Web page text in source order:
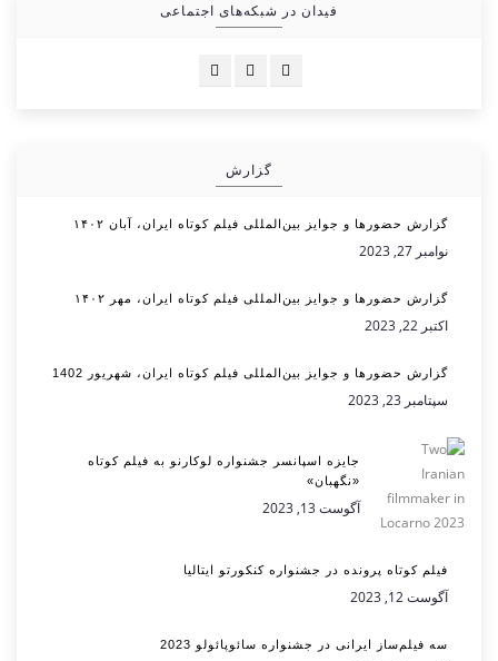
فیدان در شبکه‌های اجتماعی
گزارش
گزارش حضورها و جوایز بین‌المللی فیلم کوتاه ایران، آبان ۱۴۰۲
نوامبر 27, 2023
گزارش حضورها و جوایز بین‌المللی فیلم کوتاه ایران، مهر ۱۴۰۲
اکتبر 22, 2023
گزارش حضورها و جوایز بین‌المللی فیلم کوتاه ایران، شهریور 1402
سپتامبر 23, 2023
جایزه اسپانسر جشنواره لوکارنو به فیلم کوتاه
«نگهبان»
آگوست 13, 2023
فیلم کوتاه پرونده در جشنواره کنکورتو ایتالیا
آگوست 12, 2023
سه فیلم‌ساز ایرانی در جشنواره سائوپائولو 2023